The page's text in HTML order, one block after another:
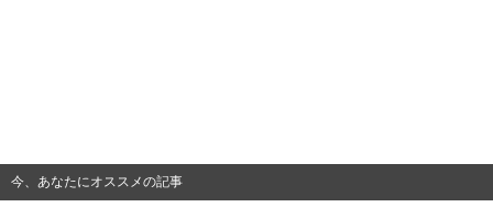
今、あなたにオススメの記事